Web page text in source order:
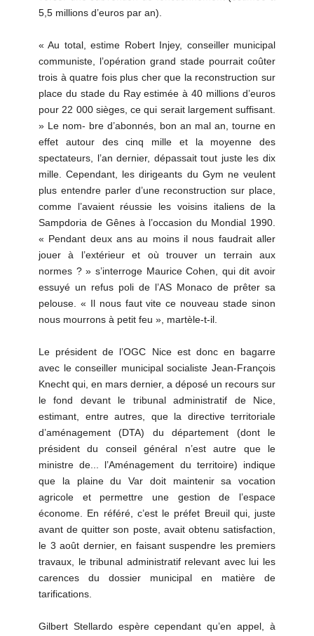
5,5 millions d’euros par an).
« Au total, estime Robert Injey, conseiller municipal
communiste, l’opération grand stade pourrait coûter
trois à quatre fois plus cher que la reconstruction sur
place du stade du Ray estimée à 40 millions d’euros
pour 22 000 sièges, ce qui serait largement suffisant.
» Le nom- bre d’abonnés, bon an mal an, tourne en
effet autour des cinq mille et la moyenne des
spectateurs, l’an dernier, dépassait tout juste les dix
mille. Cependant, les dirigeants du Gym ne veulent
plus entendre parler d’une reconstruction sur place,
comme l’avaient réussie les voisins italiens de la
Sampdoria de Gênes à l’occasion du Mondial 1990.
« Pendant deux ans au moins il nous faudrait aller
jouer à l’extérieur et où trouver un terrain aux
normes ? » s’interroge Maurice Cohen, qui dit avoir
essuyé un refus poli de l’AS Monaco de prêter sa
pelouse. « Il nous faut vite ce nouveau stade sinon
nous mourrons à petit feu », martèle-t-il.
Le président de l’OGC Nice est donc en bagarre
avec le conseiller municipal socialiste Jean-François
Knecht qui, en mars dernier, a déposé un recours sur
le fond devant le tribunal administratif de Nice,
estimant, entre autres, que la directive territoriale
d’aménagement (DTA) du département (dont le
président du conseil général n’est autre que le
ministre de... l’Aménagement du territoire) indique
que la plaine du Var doit maintenir sa vocation
agricole et permettre une gestion de l’espace
économe. En référé, c’est le préfet Breuil qui, juste
avant de quitter son poste, avait obtenu satisfaction,
le 3 août dernier, en faisant suspendre les premiers
travaux, le tribunal administratif relevant avec lui les
carences du dossier municipal en matière de
tarifications.
Gilbert Stellardo espère cependant qu’en appel, à